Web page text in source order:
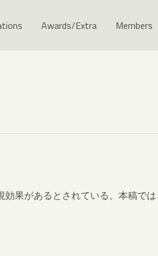
Awards/Extra Members
果があるとされている。本稿では